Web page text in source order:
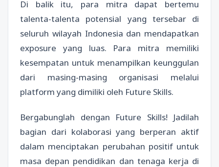
Di balik itu, para mitra dapat bertemu
talenta-talenta potensial yang tersebar di
seluruh wilayah Indonesia dan mendapatkan
exposure yang luas. Para mitra memiliki
kesempatan untuk menampilkan keunggulan
dari masing-masing organisasi melalui
platform yang dimiliki oleh Future Skills.
Bergabunglah dengan Future Skills! Jadilah
bagian dari kolaborasi yang berperan aktif
dalam menciptakan perubahan positif untuk
masa depan pendidikan dan tenaga kerja di